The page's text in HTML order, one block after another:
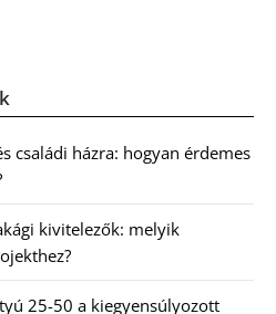
családi házra: hogyan érdemes
kivitelezők: melyik
25-50 a kiegyensúlyozott